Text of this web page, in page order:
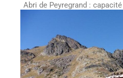
Abri de Peyregrand :